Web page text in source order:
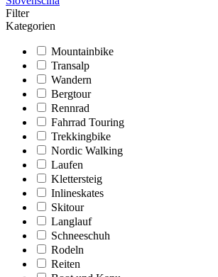
Filter
Kategorien
Mountainbike
Transalp
Wandern
Bergtour
Rennrad
Fahrrad Touring
Trekkingbike
Nordic Walking
Laufen
Klettersteig
Inlineskates
Skitour
Langlauf
Schneeschuh
Rodeln
Reiten